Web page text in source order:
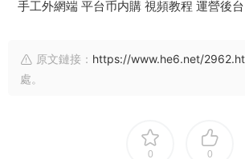
原文鏈接： https://www.he6.net/
處。
0 0